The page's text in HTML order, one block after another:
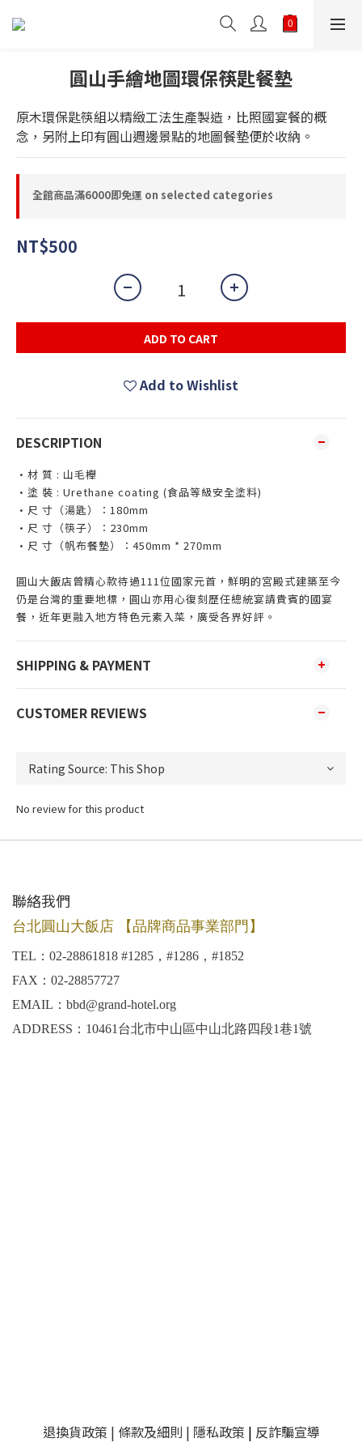
圓山手繪地圖環保筷匙餐墊
原木環保匙筷組以精緻工法生產製造，比照國宴餐的概
念，另附上印有圓山週邊景點的地圖餐墊便於收納。
全館商品滿6000即免運 on selected categories
NT$500
ADD TO CART
Add to Wishlist
DESCRIPTION
•材 質 : 山毛櫸
•塗 裝 : Urethane coating (食品等級安全塗料)
•尺 寸（湯匙）：180mm
•尺 寸（筷子）：230mm
•尺 寸（帆布餐墊）：450mm * 270mm
圓山大飯店曾精心款待過111位國家元首，鮮明的宮殿式建築至今
仍是台灣的重要地標，圓山亦用心復刻歷任總統宴請貴賓的國宴
餐，近年更融入地方特色元素入菜，廣受各界好評。
SHIPPING & PAYMENT
CUSTOMER REVIEWS
No review for this product
聯絡我們
台北圓山大飯店 【品牌商品事業部門】
TEL：02-28861818 #1285，#1286，#1852
FAX：02-28857727
EMAIL：bbd@grand-hotel.org
ADDRESS：10461台北市中山區中山北路四段1巷1號
退換貨政策 | 條款及細則 | 隱私政策 | 反詐騙宣導